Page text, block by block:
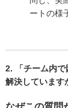
ートの様
2.
「チーム内
解決しています